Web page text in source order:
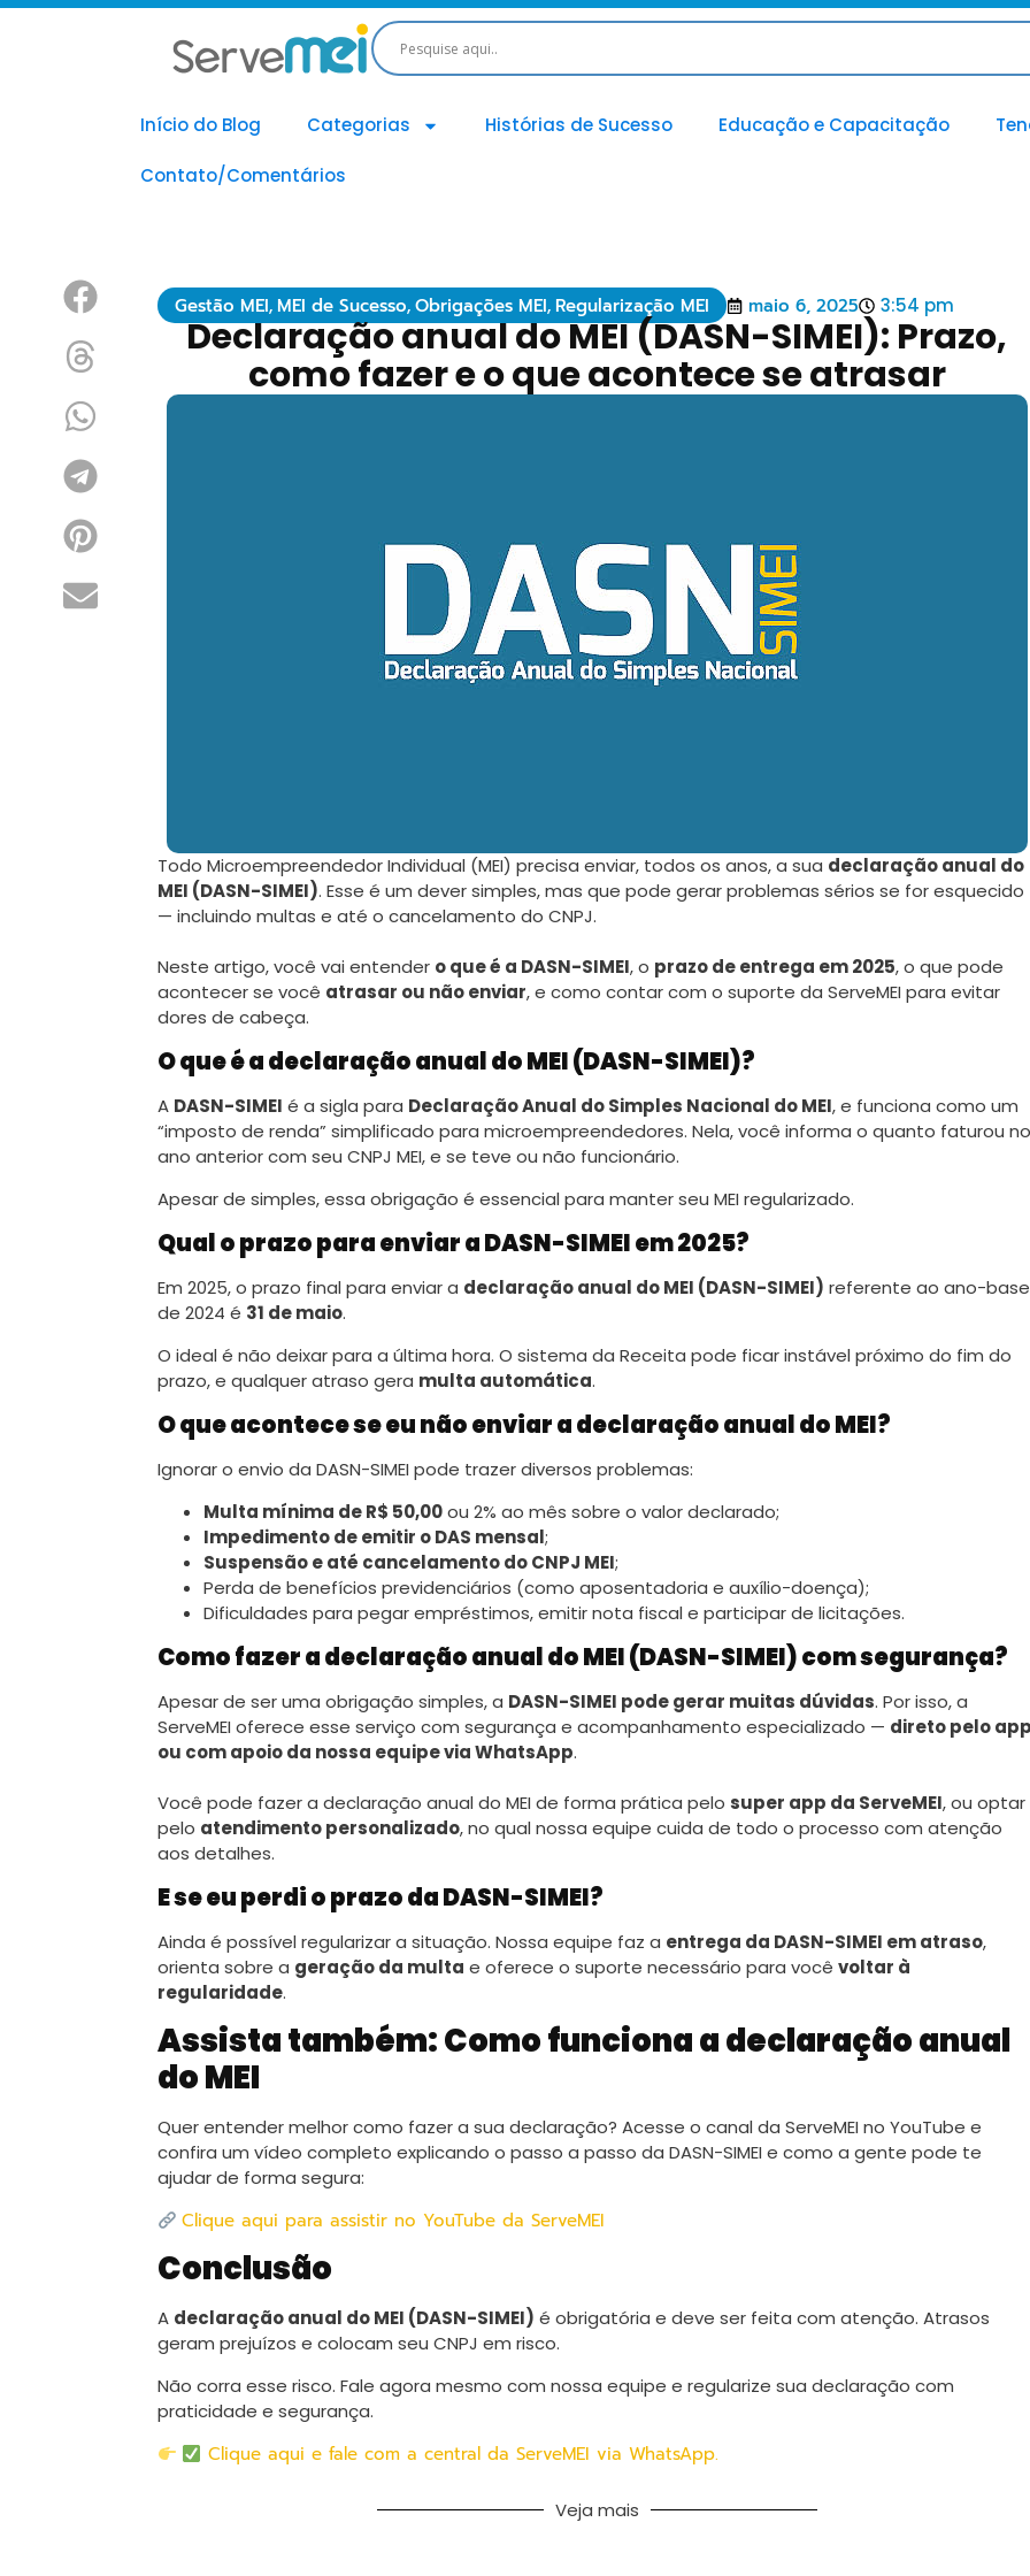
Início do Blog Categorias Histórias de Sucesso Educação e Capacitação
Contato/Comentários
Gestão MEI, MEI de Sucesso,Obrigações MEI, Regularização MEI maio 6, 2025 3:54 pm
Declaração anual do MEI (DASN-SIMEI): Prazo,
como fazer e o que acontece se atrasar
Todo Microempreendedor Individual (MEI) precisa enviar, todos os anos, a sua declaração anual do
MEI (DASN-SIMEI). Esse é um dever simples, mas que pode gerar problemas sérios se for esquecido
— incluindo multas e até o cancelamento do CNPJ.
Neste artigo, você vai entender o que é a DASN-SIMEI, o prazo de entrega em 2025, o que pode
acontecer se você atrasar ou não enviar, e como contar com o suporte da ServeMEI para evitar
dores de cabeça.
O que é a declaração anual do MEI (DASN-SIMEI)?
A DASN-SIMEI é a sigla para Declaração Anual do Simples Nacional do MEI, e funciona como um
“imposto de renda” simplificado para microempreendedores. Nela, você informa o quanto faturou no
ano anterior com seu CNPJ MEI, e se teve ou não funcionário.
Apesar de simples, essa obrigação é essencial para manter seu MEI regularizado.
Qual o prazo para enviar a DASN-SIMEI em 2025?
Em 2025, o prazo final para enviar a declaração anual do MEI (DASN-SIMEI) referente ao ano-base
de 2024 é 31 de maio.
O ideal é não deixar para a última hora. O sistema da Receita pode ficar instável próximo do fim do
prazo, e qualquer atraso gera multa automática.
O que acontece se eu não enviar a declaração anual do MEI?
Ignorar o envio da DASN-SIMEI pode trazer diversos problemas:
Multa mínima de R$ 50,00ou 2% ao mês sobre o valor declarado;
Impedimento de emitir o DAS mensal;
Suspensão e até cancelamento do CNPJ MEI;
Perda de benefícios previdenciários (como aposentadoria e auxílio-doença);
Dificuldades para pegar empréstimos, emitir nota fiscal e participar de licitações.
Como fazer a declaração anual do MEI (DASN-SIMEI) com segurança?
Apesar de ser uma obrigação simples, a DASN-SIMEI pode gerar muitas dúvidas. Por isso, a
ServeMEI oferece esse serviço com segurança e acompanhamento especializado — direto pelo
ou com apoio da nossa equipe via WhatsApp.
Você pode fazer a declaração anual do MEI de forma prática pelo super app da ServeMEI, ou optar
pelo atendimento personalizado, no qual nossa equipe cuida de todo o processo com atenção
aos detalhes.
E se eu perdi o prazo da DASN-SIMEI?
Ainda é possível regularizar a situação. Nossa equipe faz a entrega da DASN-SIMEI em atraso,
orienta sobre a geração da multa e oferece o suporte necessário para você voltar à
regularidade.
Assista também: Como funciona a declaração anual
do MEI
Quer entender melhor como fazer a sua declaração? Acesse o canal da ServeMEI no YouTube e
confira um vídeo completo explicando o passo a passo da DASN-SIMEI e como a gente pode te
ajudar de forma segura:
Clique aqui para assistir no YouTube da ServeMEI
Conclusão
A declaração anual do MEI (DASN-SIMEI) é obrigatória e deve ser feita com atenção. Atrasos
geram prejuízos e colocam seu CNPJ em risco.
Não corra esse risco. Fale agora mesmo com nossa equipe e regularize sua declaração com
praticidade e segurança.
Clique aqui e fale com a central da ServeMEI via WhatsApp.
Veja mais